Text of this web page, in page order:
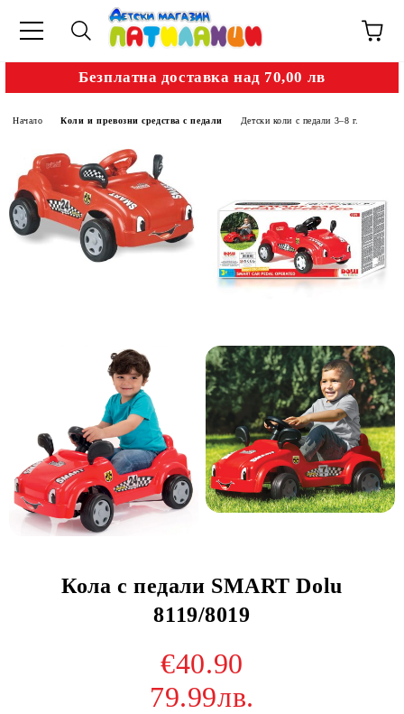
Безплатна доставка над 70,00 лв
Начало Коли и превозни средства с педали Детски коли с педали 3–8 г.
Кола с педали SMART Dolu
8119/8019
€40.90
79.99лв.